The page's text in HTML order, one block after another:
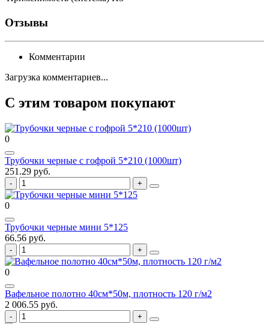
Отзывы
Комментарии
Загрузка комментариев...
С этим товаром покупают
0
Трубочки черные с гофрой 5*210 (1000шт)
251.29 руб.
0
Трубочки черные мини 5*125
66.56 руб.
0
Вафельное полотно 40см*50м, плотность 120 г/м2
2 006.55 руб.